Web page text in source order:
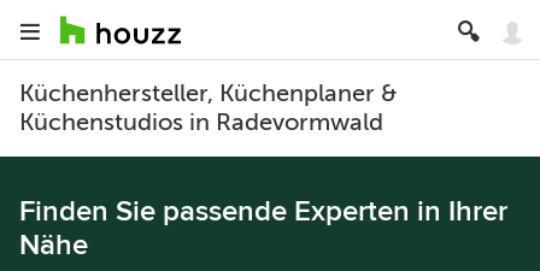
Küchenhersteller, Küchenplaner &
Küchenstudios in Radevormwald
Finden Sie passende Experten in Ihrer
Nähe